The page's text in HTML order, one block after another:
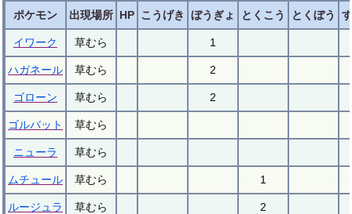
ポケモン 出現場所 HP こうげき ぼうぎょ とくこう とくぼう
イワーク 草むら 1
ハガネール 草むら 2
ゴローン 草むら 2
ゴルバット 草むら
ニューラ 草むら
ムチュール 草むら 1
ルージュラ 草むら 2